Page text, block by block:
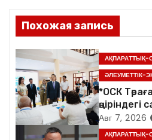
я
п
о
з
а
Похожая запись
АҚПАРАТТЫҚ-
ӘЛЕУМЕТТІК-
*ОСК
өңіріндегі
аралады*
Авг 7, 2026
АҚПАРАТТЫҚ-